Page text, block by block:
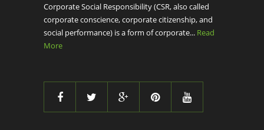
Corporate Social Responsibility (CSR, also called
corporate conscience, corporate citizenship, and
social performance) is a form of corporate... Read
More